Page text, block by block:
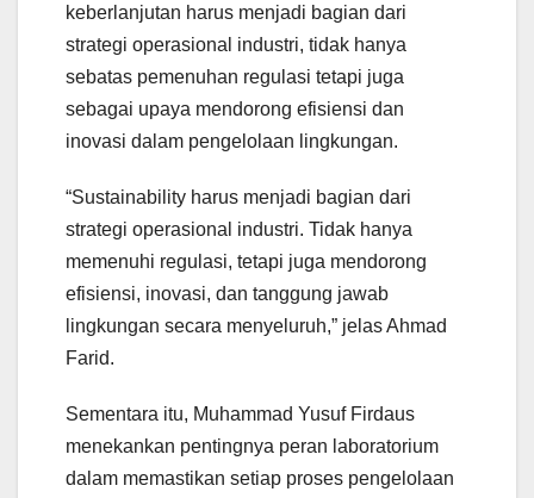
keberlanjutan harus menjadi bagian dari
strategi operasional industri, tidak hanya
sebatas pemenuhan regulasi tetapi juga
sebagai upaya mendorong efisiensi dan
inovasi dalam pengelolaan lingkungan.
“Sustainability harus menjadi bagian dari
strategi operasional industri. Tidak hanya
memenuhi regulasi, tetapi juga mendorong
efisiensi, inovasi, dan tanggung jawab
lingkungan secara menyeluruh,” jelas Ahmad
Farid.
Sementara itu, Muhammad Yusuf Firdaus
menekankan pentingnya peran laboratorium
dalam memastikan setiap proses pengelolaan